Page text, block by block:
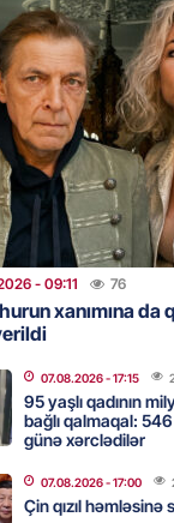
cərrahiyyə
Hospital”da
- 18:31
nın tərəzi
156 ya yaşıl,
görə rüşvət
məhkəməsi
- 17:45
- 09:11 76
xanımına da
07.08.2026- 17:15
95 yaşlı qadının
bağlı qalmaqal:
günə xərclədilər
07.08.2026- 17:00
Çin qızıl